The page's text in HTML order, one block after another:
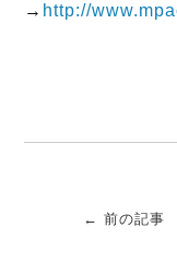
→ http://
← 前の記事